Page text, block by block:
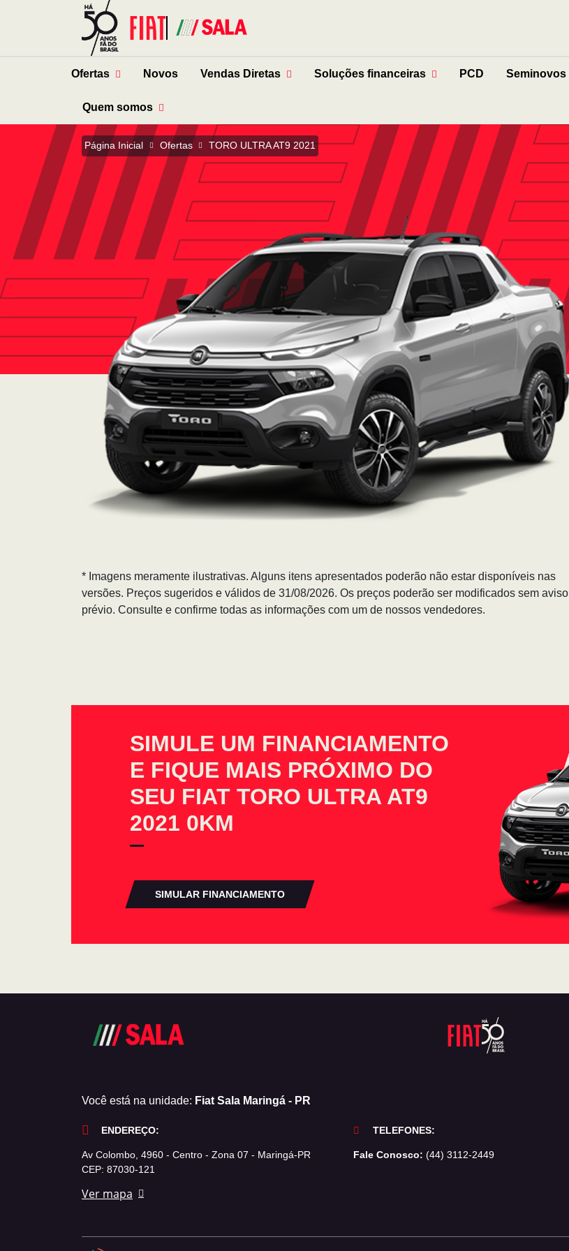
Ofertas Novos Vendas Diretas Soluções financeiras PCD Seminovos
Quem somos
Página Inicial Ofertas TORO ULTRA AT9 2021
* Imagens meramente ilustrativas. Alguns itens apresentados poderão não estar disponíveis nas
versões. Preços sugeridos e válidos de 31/08/2026. Os preços poderão ser modificados sem aviso
prévio. Consulte e confirme todas as informações com um de nossos vendedores.
SIMULE UM FINANCIAMENTO
E FIQUE MAIS PRÓXIMO DO
SEU FIAT TORO ULTRA AT9
2021 0KM
SIMULAR FINANCIAMENTO
Você está na unidade: Fiat Sala Maringá - PR
ENDEREÇO:
Av Colombo, 4960 - Centro - Zona 07 - Maringá-PR
CEP: 87030-121
Ver mapa
TELEFONES:
Fale Conosco: (44) 3112-2449